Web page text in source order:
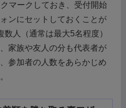
マークしておき、受付開始
ンにセットしておくことが
人（通常は最大5名程度）
家族や友人の分も代表者が
参加者の人数をあらかじめ